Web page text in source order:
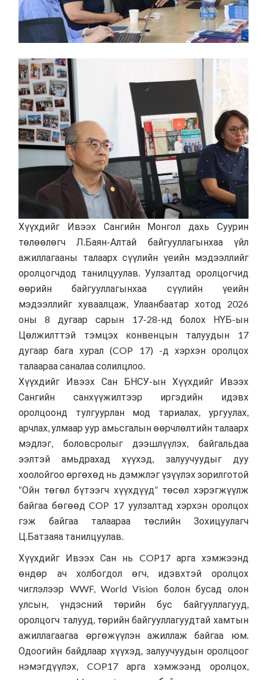
Хүүхдийг Ивээх Сангийн Монгол дахь Суурин
төлөөлөгч Л.Баян-Алтай байгууллагынхаа үйл
ажиллагааны талаарх сүүлийн үеийн мэдээллийг
оролцогчдод танилцуулав. Уулзалтад оролцогчид
өөрийн байгууллагынхаа сүүлийн үеийн
мэдээллийг хуваалцаж, Улаанбаатар хотод 2026
оны 8 дугаар сарын 17-28-нд болох НҮБ-ын
Цөлжилттэй тэмцэх конвенцын талуудын 17
дугаар бага хурал (COP 17) -д хэрхэн оролцох
талаараа саналаа солилцлоо.
Хүүхдийг Ивээх Сан БНСУ-ын Хүүхдийг Ивээх
Сангийн санхүүжилтээр иргэдийн идэвх
оролцоонд тулгуурлан мод тариалах, ургуулах,
арчлах, улмаар уур амьсгалын өөрчлөлтийн талаарх
мэдлэг, боловсролыг дээшлүүлэх, байгальдаа
ээлтэй амьдрахад хүүхэд, залуучуудыг дуу
хоолойгоо өргөхөд нь дэмжлэг үзүүлэх зорилготой
“Ойн төгөл бүтээгч хүүхдүүд” төсөл хэрэгжүүлж
байгаа бөгөөд COP 17 уулзалтад хэрхэн оролцох
гэж байгаа талаараа төслийн Зохицуулагч
Ц.Батзаяа танилцуулав.
Хүүхдийг Ивээх Сан нь COP17 арга хэмжээнд
өндөр ач холбогдол өгч, идэвхтэй оролцох
чиглэлээр WWF, World Vision болон бусад олон
улсын, үндэсний төрийн бус байгууллагууд,
оролцогч талууд, төрийн байгууллагуудтай хамтын
ажиллагаагаа өргөжүүлэн ажиллаж байгаа юм.
Одоогийн байдлаар хүүхэд, залуучуудын оролцоог
нэмэгдүүлэх, COP17 арга хэмжээнд оролцох,